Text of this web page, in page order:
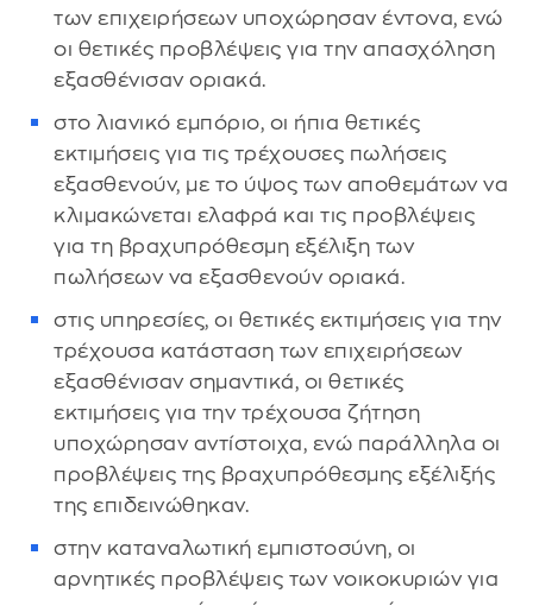
των επιχειρήσεων υποχώρησαν έντονα, ενώ
οι θετικές προβλέψεις για την απασχόληση
εξασθένισαν οριακά.
στο λιανικό εμπόριο, οι ήπια θετικές
εκτιμήσεις για τις τρέχουσες πωλήσεις
εξασθενούν, με το ύψος των αποθεμάτων να
κλιμακώνεται ελαφρά και τις προβλέψεις
για τη βραχυπρόθεσμη εξέλιξη των
πωλήσεων να εξασθενούν οριακά.
στις υπηρεσίες, οι θετικές εκτιμήσεις για την
τρέχουσα κατάσταση των επιχειρήσεων
εξασθένισαν σημαντικά, οι θετικές
εκτιμήσεις για την τρέχουσα ζήτηση
υποχώρησαν αντίστοιχα, ενώ παράλληλα οι
προβλέψεις της βραχυπρόθεσμης εξέλιξής
της επιδεινώθηκαν.
στην καταναλωτική εμπιστοσύνη, οι
αρνητικές προβλέψεις των νοικοκυριών για